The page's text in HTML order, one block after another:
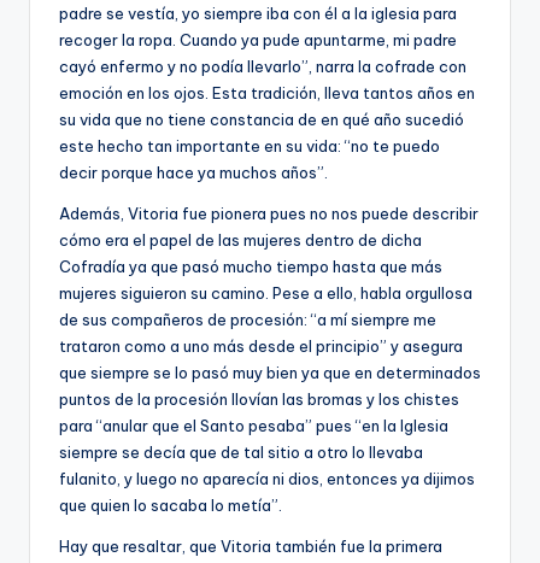
padre se vestía, yo siempre iba con él a la iglesia para
recoger la ropa. Cuando ya pude apuntarme, mi padre
cayó enfermo y no podía llevarlo”, narra la cofrade con
emoción en los ojos. Esta tradición, lleva tantos años en
su vida que no tiene constancia de en qué año sucedió
este hecho tan importante en su vida: “no te puedo
decir porque hace ya muchos años”.
Además, Vitoria fue pionera pues no nos puede describir
cómo era el papel de las mujeres dentro de dicha
Cofradía ya que pasó mucho tiempo hasta que más
mujeres siguieron su camino. Pese a ello, habla orgullosa
de sus compañeros de procesión: “a mí siempre me
trataron como a uno más desde el principio” y asegura
que siempre se lo pasó muy bien ya que en determinados
puntos de la procesión llovían las bromas y los chistes
para “anular que el Santo pesaba” pues “en la Iglesia
siempre se decía que de tal sitio a otro lo llevaba
fulanito, y luego no aparecía ni dios, entonces ya dijimos
que quien lo sacaba lo metía”.
Hay que resaltar, que Vitoria también fue la primera